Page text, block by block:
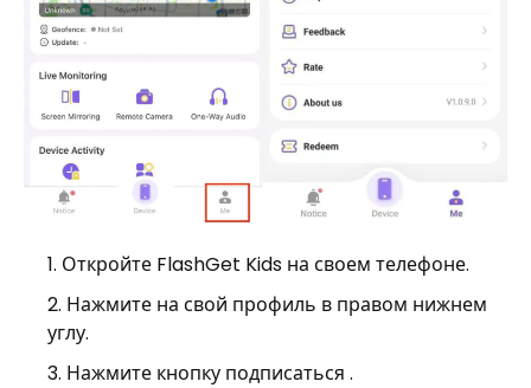
Откройте FlashGet Kids на своем телефоне.
Нажмите на свой профиль в правом нижнем
углу.
Нажмите кнопку подписаться .